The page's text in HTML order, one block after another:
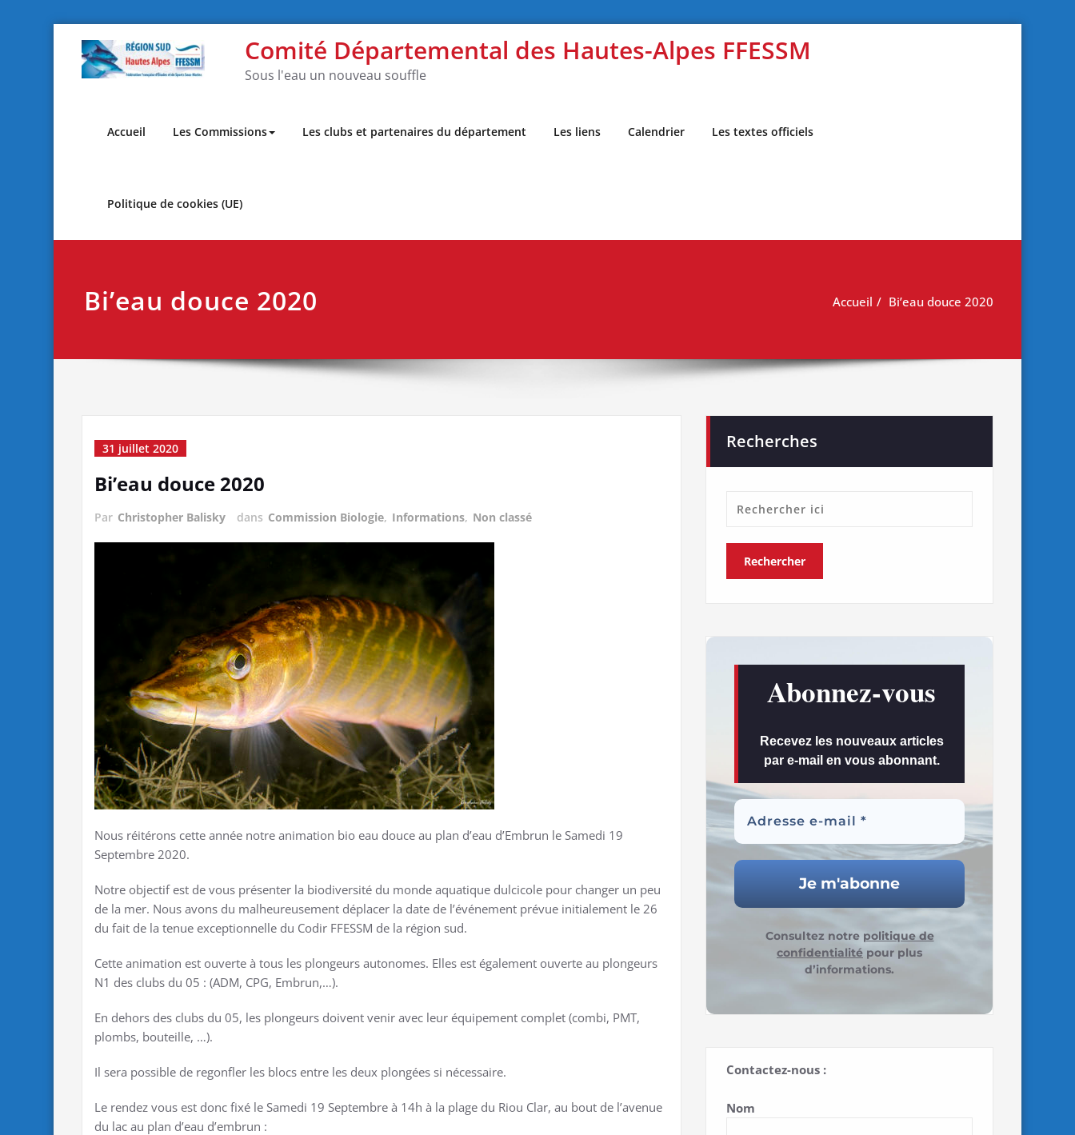
content
Comité Départemental des Hautes-Alpes FFESSM
Sous l'eau un nouveau souffle
Accueil Les Commissions Les clubs et partenaires du département Les liens Calendrier Les textes officiels
Politique de cookies (UE)
Bi’eau douce 2020 Accueil Bi’eau douce 2020
31 juillet 2020
Bi’eau douce 2020
Par Christopher Balisky dans Commission Biologie, Informations, Non classé
Nous réitérons cette année notre animation bio eau douce au plan d’eau d’Embrun le Samedi 19
Septembre 2020.
Notre objectif est de vous présenter la biodiversité du monde aquatique dulcicole pour changer un peu
de la mer. Nous avons du malheureusement déplacer la date de l’événement prévue initialement le 26
du fait de la tenue exceptionnelle du Codir FFESSM de la région sud.
Cette animation est ouverte à tous les plongeurs autonomes. Elles est également ouverte au plongeurs
N1 des clubs du 05 : (ADM, CPG, Embrun,…).
En dehors des clubs du 05, les plongeurs doivent venir avec leur équipement complet (combi, PMT,
plombs, bouteille, …).
Il sera possible de regonfler les blocs entre les deux plongées si nécessaire.
Le rendez vous est donc fixé le Samedi 19 Septembre à 14h à la plage du Riou Clar, au bout de l’avenue
du lac au plan d’eau d’embrun :
Recherches
Abonnez-vous
Recevez les nouveaux articles
par e-mail en vous abonnant.
Consultez notre politique de
confidentialité pour plus
d’informations.
Contactez-nous :
Nom